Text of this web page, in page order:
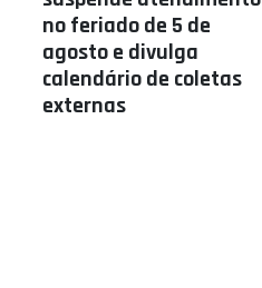
no feriado de 5 de
agosto e divulga
calendário de coletas
externas